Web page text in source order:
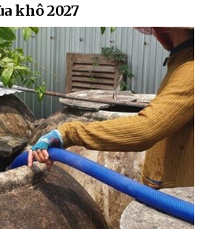
khô 2027